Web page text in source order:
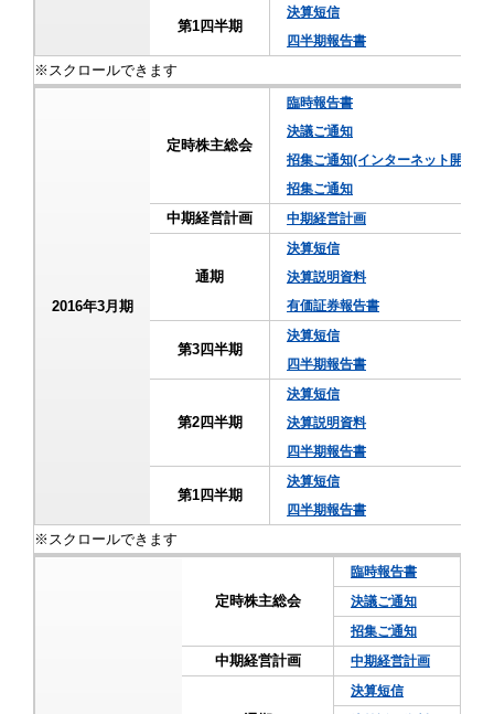
第1四半期
決算短信
四半期報告書
2016年3月期
定時株主総会
臨時報告書
決議ご通知
招集ご通知(インターネット開示事
招集ご通知
中期経営計画 中期経営計画
通期
決算短信
決算説明資料
有価証券報告書
第3四半期
決算短信
四半期報告書
第2四半期
決算短信
決算説明資料
四半期報告書
第1四半期
決算短信
四半期報告書
定時株主総会
臨時報告書
決議ご通知
招集ご通知
中期経営計画 中期経営計画
決算短信